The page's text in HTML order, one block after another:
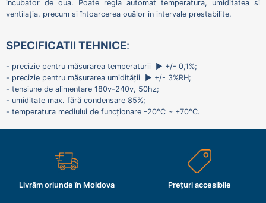
incubator de oua. Poate regla automat temperatura, umiditatea si
ventilația, precum si întoarcerea ouălor in intervale prestabilite.
SPECIFICATII TEHNICE:
- precizie pentru măsurarea temperaturii ► +/- 0,1%;
- precizie pentru măsurarea umidității ► +/- 3%RH;
- tensiune de alimentare 180v-240v, 50hz;
- umiditate max. fără condensare 85%;
- temperatura mediului de funcționare -20°C ~ +70°C.
Livrăm oriunde în Moldova Prețuri accesibile